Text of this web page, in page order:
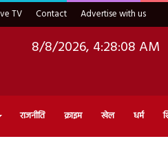
TV Contact Advertise with us
8/8/2026, 4:28:10 AM
राजनीति क्राइम खेल धर्म